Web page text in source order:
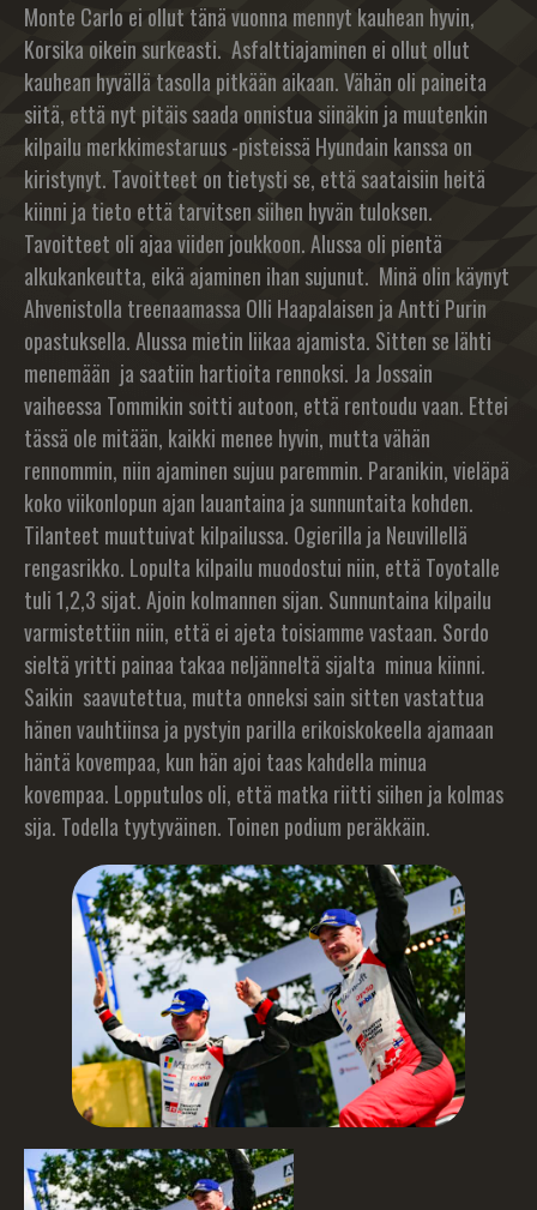
Monte Carlo ei ollut tänä vuonna mennyt kauhean hyvin,
Korsika oikein surkeasti. Asfalttiajaminen ei ollut ollut
kauhean hyvällä tasolla pitkään aikaan. Vähän oli paineita
siitä, että nyt pitäis saada onnistua siinäkin ja muutenkin
kilpailu merkkimestaruus -pisteissä Hyundain kanssa on
kiristynyt. Tavoitteet on tietysti se, että saataisiin heitä
kiinni ja tieto että tarvitsen siihen hyvän tuloksen.
Tavoitteet oli ajaa viiden joukkoon. Alussa oli pientä
alkukankeutta, eikä ajaminen ihan sujunut. Minä olin käynyt
Ahvenistolla treenaamassa Olli Haapalaisen ja Antti Purin
opastuksella. Alussa mietin liikaa ajamista. Sitten se lähti
menemään ja saatiin hartioita rennoksi. Ja Jossain
vaiheessa Tommikin soitti autoon, että rentoudu vaan. Ettei
tässä ole mitään, kaikki menee hyvin, mutta vähän
rennommin, niin ajaminen sujuu paremmin. Paranikin, vieläpä
koko viikonlopun ajan lauantaina ja sunnuntaita kohden.
Tilanteet muuttuivat kilpailussa. Ogierilla ja Neuvillellä
rengasrikko. Lopulta kilpailu muodostui niin, että Toyotalle
tuli 1,2,3 sijat. Ajoin kolmannen sijan. Sunnuntaina kilpailu
varmistettiin niin, että ei ajeta toisiamme vastaan. Sordo
sieltä yritti painaa takaa neljänneltä sijalta minua kiinni.
Saikin saavutettua, mutta onneksi sain sitten vastattua
hänen vauhtiinsa ja pystyin parilla erikoiskokeella ajamaan
häntä kovempaa, kun hän ajoi taas kahdella minua
kovempaa. Lopputulos oli, että matka riitti siihen ja kolmas
sija. Todella tyytyväinen. Toinen podium peräkkäin.